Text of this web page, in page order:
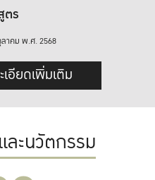
ตร
าคม พ.ศ. 2568
เอียดเพิ่มเติม
ละนวัตกรรม